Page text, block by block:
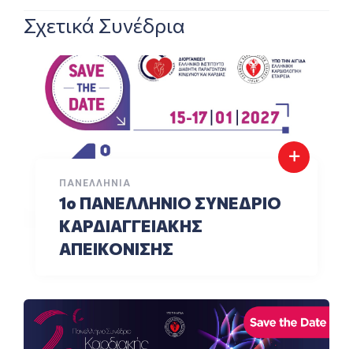
Σχετικά Συνέδρια
ΠΑΝΕΛΛΉΝΙΑ
1o ΠΑΝΕΛΛΗΝΙΟ ΣΥΝΕΔΡΙΟ
ΚΑΡΔΙΑΓΓΕΙΑΚΗΣ
ΑΠΕΙΚΟΝΙΣΗΣ